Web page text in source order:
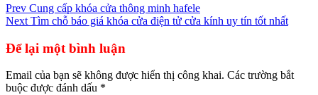
Điều
hướng
bài
viết
Prev Cung cấp khóa cửa thông minh hafele
Next Tìm chỗ báo giá khóa cửa điện tử cửa kính uy tín tốt nhất
Để lại một bình luận
Email của bạn sẽ không được hiển thị công khai. Các trường bắt
buộc được đánh dấu *